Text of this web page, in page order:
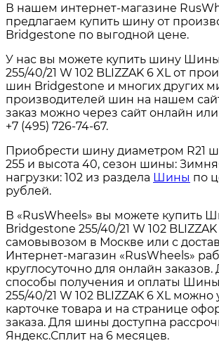
В нашем интернет-магазине
предлагаем купить шину от
Bridgestone по выгодной цене.
У нас вы можете купить шину
255/40/21 W 102 BLIZZAK 6 XL от
шин Bridgestone и многих других
производителей шин на нашем
заказ можно через сайт онлайн
+7 (495) 726-74-67.
Приобрести шину диаметром R21
255 и высота 40, сезон шины:
нагрузки: 102 из раздела Шины по
рублей.
В «RusWheels» вы можете купить
Bridgestone 255/40/21 W 102 BLIZZAK
самовывозом в Москве или с
Интернет-магазин «RusWheels»
круглосуточно для онлайн
способы получения и оплаты
255/40/21 W 102 BLIZZAK 6 XL можно
карточке товара и на странице
заказа. Для шины доступна
Яндекс.Сплит на 6 месяцев.